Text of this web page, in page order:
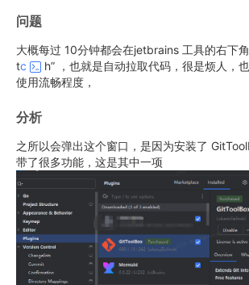
问题
大概每过 10分钟都会在jetbrains 工具的右下
tc
h” ，也就是自动拉取代码，很是烦人，
使用流畅程度，
分析
之所以会弹出这个窗口，是因为安装了
带了很多功能，这是其中一项